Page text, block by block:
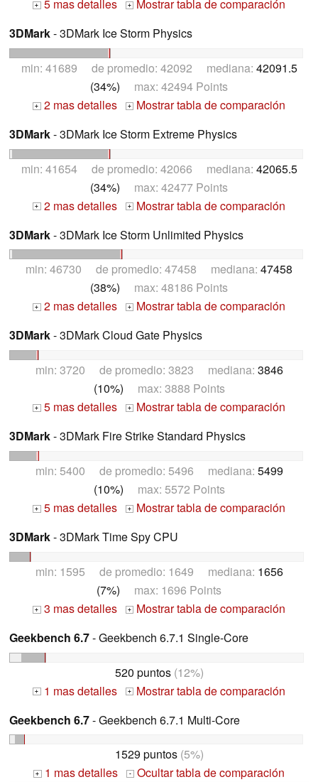
+ 5 mas detalles +
Mostrar tabla de comparación
3DMark- 3DMark Ice Storm Physics
min: 41689 de promedio: 42092 mediana: 42091.5
(34%) max: 42494 Points
+ 2 mas detalles +
Mostrar tabla de comparación
3DMark- 3DMark Ice Storm Extreme Physics
min: 41654 de promedio: 42066 mediana: 42065.5
(34%) max: 42477 Points
+ 2 mas detalles +
Mostrar tabla de comparación
3DMark- 3DMark Ice Storm Unlimited Physics
min: 46730 de promedio: 47458 mediana: 47458
(38%) max: 48186 Points
+ 2 mas detalles +
Mostrar tabla de comparación
3DMark- 3DMark Cloud Gate Physics
min: 3720 de promedio: 3823 mediana: 3846
(10%) max: 3888 Points
+ 5 mas detalles +
Mostrar tabla de comparación
3DMark- 3DMark Fire Strike Standard Physics
min: 5400 de promedio: 5496 mediana: 5499
(10%) max: 5572 Points
+ 5 mas detalles +
Mostrar tabla de comparación
3DMark- 3DMark Time Spy CPU
min: 1595 de promedio: 1649 mediana: 1656
(7%) max: 1696 Points
+ 3 mas detalles +
Mostrar tabla de comparación
Geekbench 6.7- Geekbench 6.7.1 Single-Core
520 puntos(12%)
+ 1 mas detalles +
Mostrar tabla de comparación
Geekbench 6.7- Geekbench 6.7.1 Multi-Core
1529 puntos(5%)
+ 1 mas detalles - Ocultar tabla de comparación